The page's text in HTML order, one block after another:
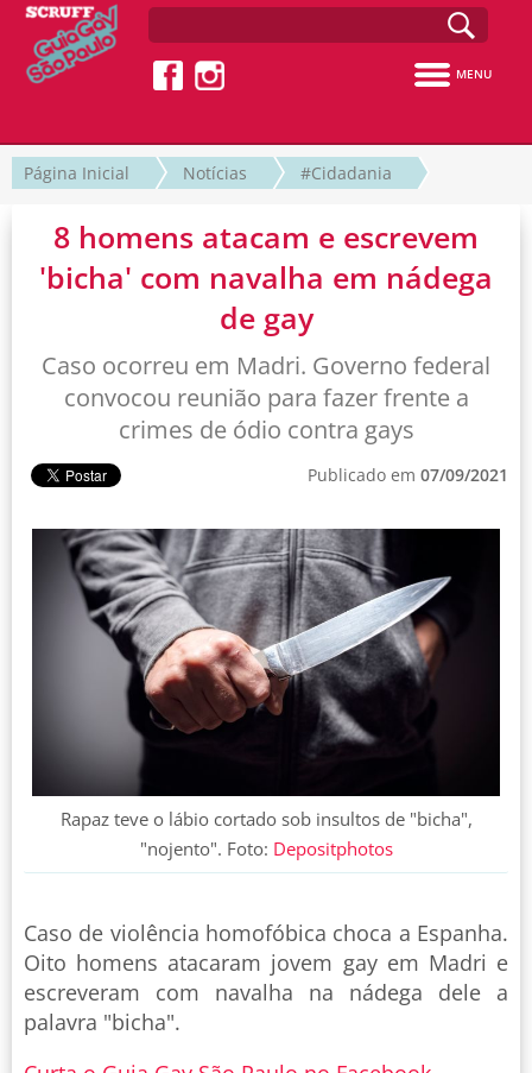
MENU
Página Inicial Notícias #Cidadania
8 homens atacam e escrevem
'bicha' com navalha em nádega
de gay
Caso ocorreu em Madri. Governo federal
convocou reunião para fazer frente a
crimes de ódio contra gays
Publicado em 07/09/2021
Rapaz teve o lábio cortado sob insultos de "bicha",
"nojento". Foto: Depositphotos
Caso de violência homofóbica choca a Espanha.
Oito homens atacaram jovem gay em Madri e
escreveram com navalha na nádega dele a
palavra "bicha".